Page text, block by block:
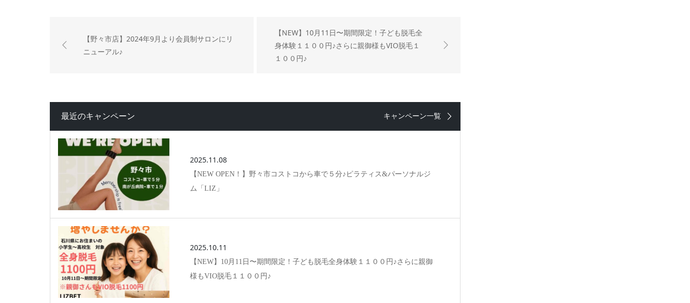
【野々市店】2024年9月より会員制サロンにリ
ニューアル♪
【NEW】10月11日〜期間限定！子ども脱毛全
身体験１１００円♪さらに親御様もVIO脱毛１
１００円♪
最近のキャンペーン キャンペーン一覧
2025.11.08
【NEW OPEN！】野々市コストコから車で５分♪ピラティス&パーソナルジ
ム「LIZ」
2025.10.11
【NEW】10月11日〜期間限定！子ども脱毛全身体験１１００円♪さらに親御
様もVIO脱毛１１００円♪